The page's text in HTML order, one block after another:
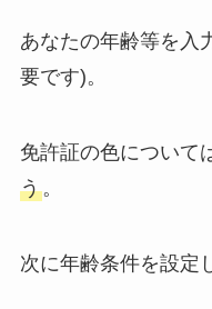
あなたの年齢等を入
要です)。
免許証の色について
う。
次に年齢条件を設定